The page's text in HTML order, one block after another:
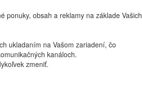
ponuky, obsah a reklamy na základe
ukladaním na Vašom zariadení, čo
kanáloch.
zmeniť.